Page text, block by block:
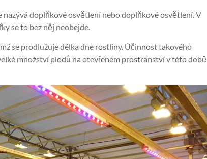
doplňkové osvětlení nebo doplňkové osvětlení. V
se to bez něj neobejde.
se prodlužuje délka dne rostliny. Účinnost takového
množství plodů na otevřeném prostranství v této době